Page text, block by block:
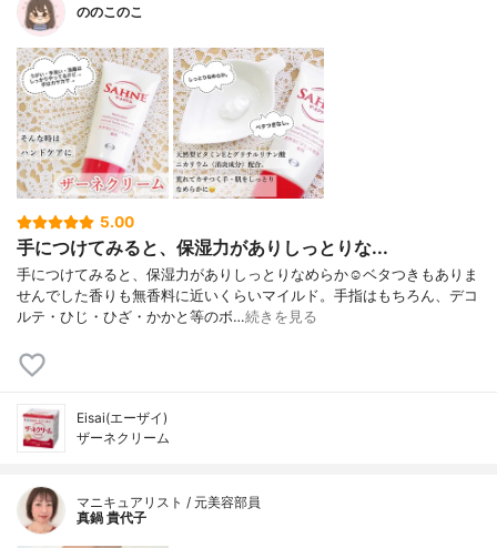
ののこのこ
5.00
手につけてみると、保湿力がありしっとりな...
手につけてみると、保湿力がありしっとりなめらか☺️ベタつきもありま
せんでした香りも無香料に近いくらいマイルド。手指はもちろん、デコ
ルテ・ひじ・ひざ・かかと等のボ…続きを見る
Eisai(エーザイ)
ザーネクリーム
マニキュアリスト / 元美容部員
真鍋 貴代子